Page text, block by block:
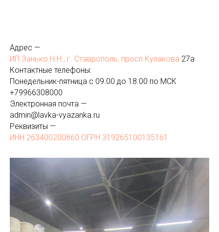
Адрес —
ИП Занько Н.Н., г. Ставрополь, просп.Кулакова 27а
Контактные телефоны:
Понедельник-пятница с 09.00 до 18.00 по МСК
+79966308000
Электронная почта —
admin@lavka-vyazanka.ru
Реквизиты —
ИНН 263400200860 ОГРН 319265100135161